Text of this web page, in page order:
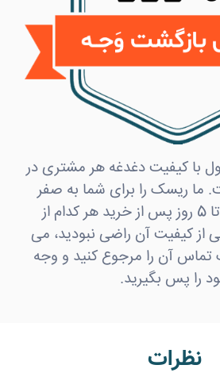
با کیفیت دغدغه هر مشتری در
ما ریسک را برای شما به صفر
رسانده ایم. اگر تا 5 روز پس از خرید هر کدام از
کیفیت آن راضی نبودید، می
تماس آن را مرجوع کنید و وجه
را پس بگیرید.
نظرات